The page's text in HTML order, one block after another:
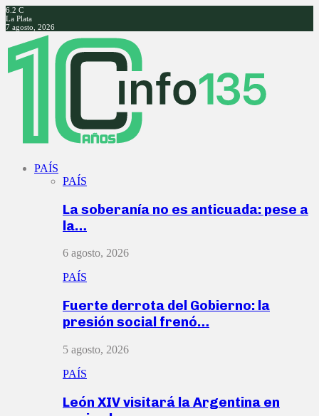
6.2 C
La Plata
7 agosto, 2026
Facebook
Twitter
Instagram
Youtube
PAÍS
PAÍS
La soberanía no es anticuada: pese a
la…
6 agosto, 2026
PAÍS
Fuerte derrota del Gobierno: la
presión social frenó…
5 agosto, 2026
PAÍS
León XIV visitará la Argentina en